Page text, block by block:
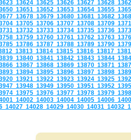
13624 13625 13626 13627 13628
13651 13652 13653 13654 13655
13678 13679 13680 13681 13682
13705 13706 13707 13708 13709
13732 13733 13734 13735 13736
13759 13760 13761 13762 13763
13786 13787 13788 13789 13790
13813 13814 13815 13816 13817
13840 13841 13842 13843 13844
13867 13868 13869 13870 13871
13894 13895 13896 13897 13898
13921 13922 13923 13924 13925
13948 13949 13950 13951 13952
13975 13976 13977 13978 13979
14002 14003 14004 14005 14006
14027 14028 14029 14030 14031 14032